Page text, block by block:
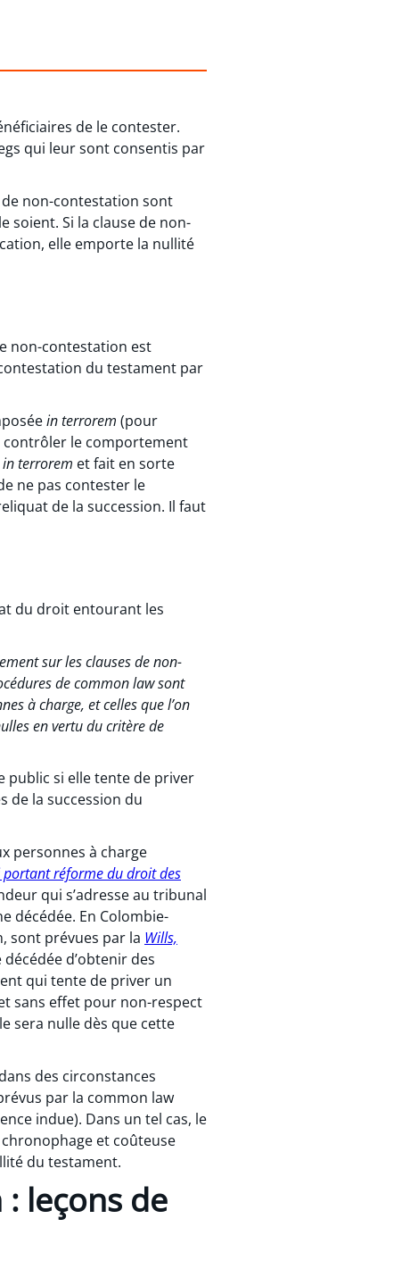
de le contester.
qui leur sont consentis par
non-contestation sont
soient. Si la clause de non-
elle emporte la nullité
non-contestation est
du testament par
in terrorem (pour
contrôler le comportement
in terrorem et fait en sorte
ne pas contester le
de la succession. Il faut
du droit entourant les
sur les clauses de non-
de common law sont
à charge, et celles que l’on
en vertu du critère de
public si elle tente de priver
de la succession du
personnes à charge
portant réforme du droit des
qui s’adresse au tribunal
décédée. En Colombie-
sont prévues par la Wills,
d’obtenir des
qui tente de priver un
sans effet pour non-respect
sera nulle dès que cette
des circonstances
par la common law
indue). Dans un tel cas, le
et coûteuse
du testament.
leçons de